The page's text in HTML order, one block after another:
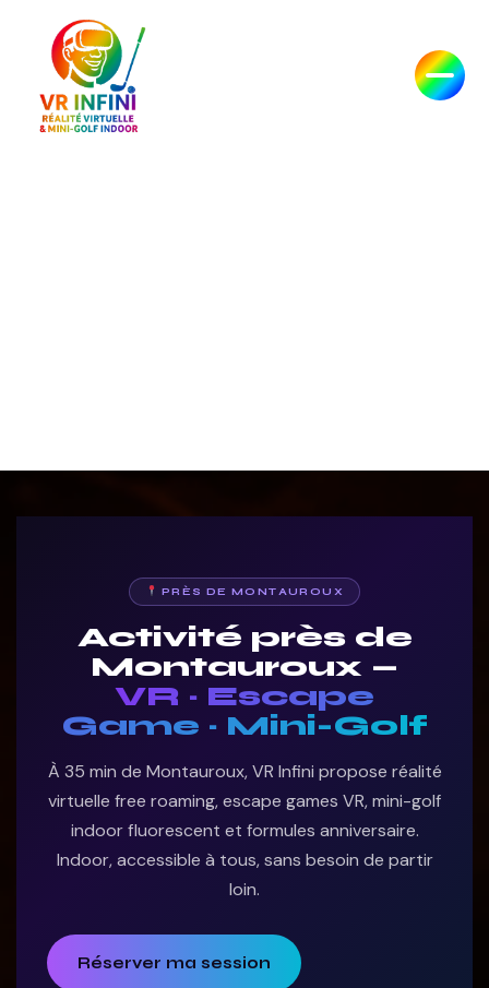
PRÈS DE MONTAUROUX
Activité près de
Montauroux —
VR · Escape
Game · Mini-Golf
À 35 min de Montauroux, VR Infini propose réalité
virtuelle free roaming, escape games VR, mini-golf
indoor fluorescent et formules anniversaire.
Indoor, accessible à tous, sans besoin de partir
loin.
Réserver ma session